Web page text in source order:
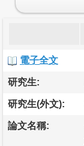
電子全文
研究生:
研究生(外文):
論文名稱: